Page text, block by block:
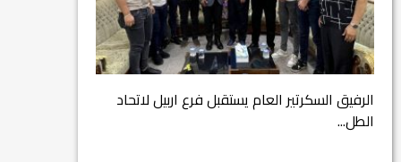
الرفيق السكرتير العام يستقبل فرع اربيل لاتحاد
الطل...